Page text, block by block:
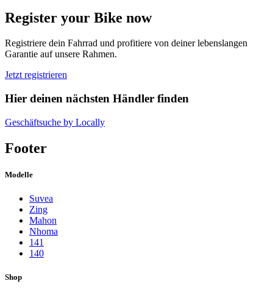
Register your Bike now
Registriere dein Fahrrad und profitiere von deiner lebenslangen
Garantie auf unsere Rahmen.
Jetzt registrieren
Hier deinen nächsten Händler finden
Geschäftsuche by Locally
Footer
Modelle
Suvea
Zing
Mahon
Nhoma
141
140
Shop